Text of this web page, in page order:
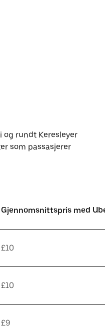
og rundt Keresleyer
som passasjerer
Gjennomsnittspris med
£10
£10
£9